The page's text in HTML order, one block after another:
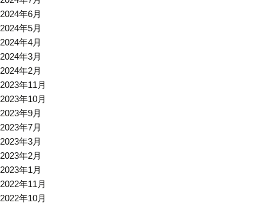
2024年6月
2024年5月
2024年4月
2024年3月
2024年2月
2023年11月
2023年10月
2023年9月
2023年7月
2023年3月
2023年2月
2023年1月
2022年11月
2022年10月